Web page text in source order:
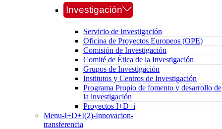
Investigación
Servicio de Investigación
Oficina de Proyectos Europeos (OPE)
Comisión de Investigación
Comité de Ética de la Investigación
Grupos de Investigación
Institutos y Centros de Investigación
Programa Propio de fomento y desarrollo de
la investigación
Proyectos I+D+i
Menu-I+D+I(2)-Innovacion-
transferencia